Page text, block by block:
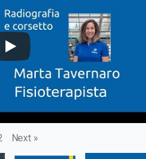
Next »